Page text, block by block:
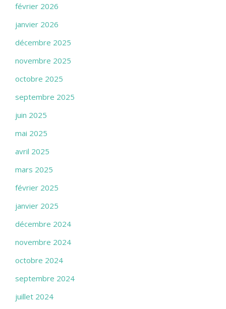
février 2026
janvier 2026
décembre 2025
novembre 2025
octobre 2025
septembre 2025
juin 2025
mai 2025
avril 2025
mars 2025
février 2025
janvier 2025
décembre 2024
novembre 2024
octobre 2024
septembre 2024
juillet 2024